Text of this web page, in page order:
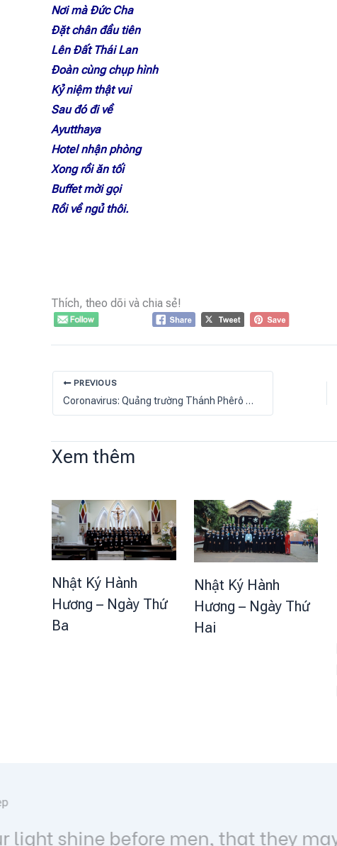
Nơi mà Đức Cha
Đặt chân đầu tiên
Lên Đất Thái Lan
Đoàn cùng chụp hình
Kỷ niệm thật vui
Sau đó đi về
Ayutthaya
Hotel nhận phòng
Xong rồi ăn tối
Buffet mời gọi
Rồi về ngủ thôi.
Thích, theo dõi và chia sẻ!
PREVIOUS
Coronavirus: Quảng trường Thánh Phêrô sẽ không có hoa ngày Lễ Phục Sinh?
Xem thêm
Nhật Ký Hành
Hương – Ngày Thứ
Ba
Nhật Ký Hành
Hương – Ngày Thứ
Hai
Lạy Chúa Giêsu Kitô chịu đóng